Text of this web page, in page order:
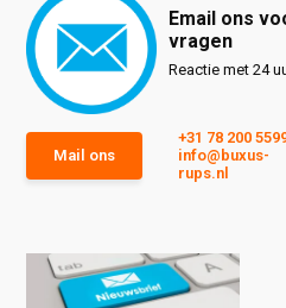
Email ons
vragen
Reactie met 24
Mail ons
+31 78 200
info@buxus-
rups.nl